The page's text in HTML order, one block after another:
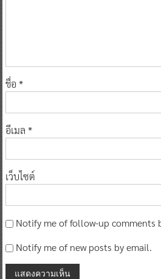
ชื่อ *
อีเมล *
เว็บไซต์
Notify me of follow-up comments
Notify me of new posts by email.